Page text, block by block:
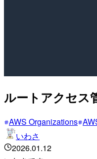
ルートアクセス
AWS Organizations
いわさ
2026.01.12